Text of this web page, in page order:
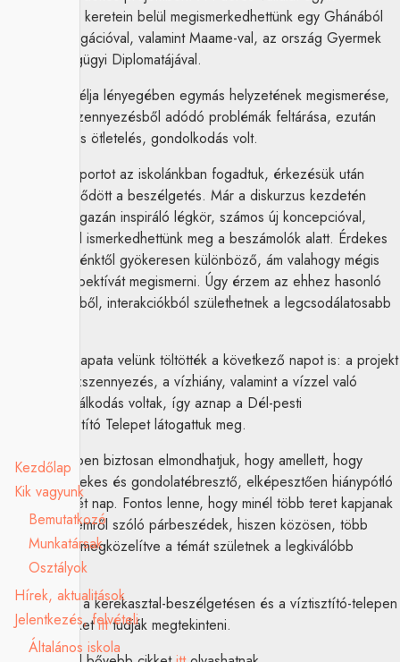
Kezdőlap
Kik vagyunk
Bemutatkozó
Munkatársak
Osztályok
Hírek, aktualitások
Jelentkezés, felvételi
Általános iskola
programjának keretein belül megismerkedhettünk egy Ghánából
érkezett delegációval, valamint Maame-val, az ország Gyermek
Közegészségügyi Diplomatájával.
A találkozó célja lényegében egymás helyzetének megismerése,
a környezetszennyezésből adódó problémák feltárása, ezután
pedig a közös ötletelés, gondolkodás volt.
A ghánai csoportot az iskolánkban fogadtuk, érkezésük után
hamar elkezdődött a beszélgetés. Már a diskurzus kezdetén
kialakult egy igazán inspiráló légkör, számos új koncepcióval,
elképzeléssel ismerkedhettünk meg a beszámolók alatt. Érdekes
volt egy, a miénktől gyökeresen különböző, ám valahogy mégis
hasonló perspektívát megismerni. Úgy érzem az ehhez hasonló
párbeszédekből, interakciókból születhetnek a legcsodálatosabb
Maame és csapata velünk töltötték a következő napot is: a projekt
fő témái a vízszennyezés, a vízhiány, valamint a vízzel való
tudatos gazdálkodás voltak, így aznap a Dél-pesti
Szennyvíztisztító Telepet látogattuk meg.
Összességében biztosan elmondhatjuk, hogy amellett, hogy
rendkívül érdekes és gondolatébresztő, elképesztően hiánypótló
is volt ez a két nap. Fontos lenne, hogy minél több teret kapjanak
a klímavédelemről szóló párbeszédek, hiszen közösen, több
nézőpontból megközelítve a témát születnek a legkiválóbb
ötletek.
A találkozón, a kerekasztal-beszélgetésen és a víztisztító-telepen
készült képeketitttudják megtekinteni.